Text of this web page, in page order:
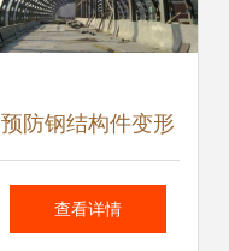
预防钢结构件变形
的问题分析
查看详情